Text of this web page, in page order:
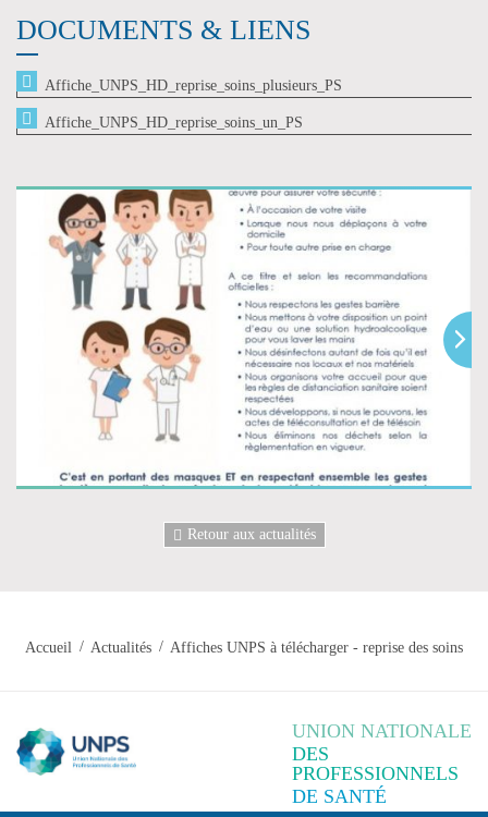
DOCUMENTS & LIENS
Affiche_UNPS_HD_reprise_soins_plusieurs_PS
Affiche_UNPS_HD_reprise_soins_un_PS
Retour aux actualités
Accueil Actualités Affiches UNPS à télécharger - reprise des soins
UNION NATIONALE
DES
PROFESSIONNELS
DE SANTÉ